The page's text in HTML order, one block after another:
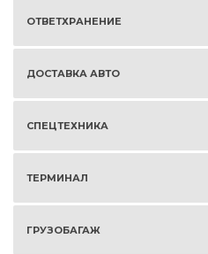
ОТВЕТХРАНЕНИЕ
ДОСТАВКА АВТО
СПЕЦТЕХНИКА
ТЕРМИНАЛ
ГРУЗОБАГАЖ